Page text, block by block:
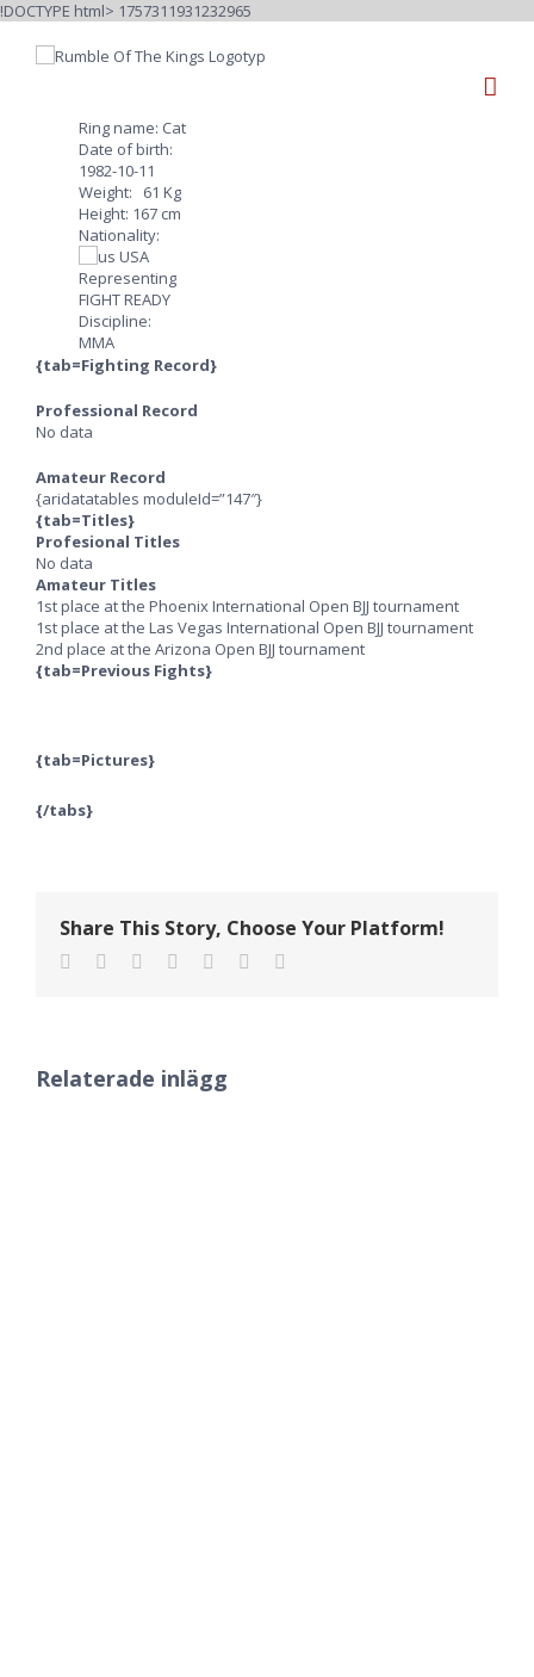
!DOCTYPE html> 1757311931232965
innehållet
Ring name: Cat
Date of birth:
1982-10-11
Weight: 61 Kg
Height: 167 cm
Nationality:
USA
Representing
FIGHT READY
Discipline:
MMA
{tab=Fighting Record}
Professional Record
No data
Amateur Record
{aridatatables moduleId=”147″}
{tab=Titles}
Profesional Titles
No data
Amateur Titles
1st place at the Phoenix International Open BJJ tournament
1st place at the Las Vegas International Open BJJ tournament
2nd place at the Arizona Open BJJ tournament
{tab=Previous Fights}
{tab=Pictures}
{/tabs}
Share This Story, Choose Your Platform!
Facebook
TwitterReddit LinkedIn
TumblrPinterest
Relaterade inlägg